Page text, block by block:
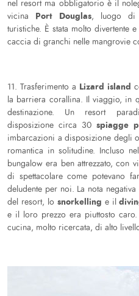
nel resort ma obbligatorio è il
vicina Port Douglas, luogo di
turistiche. È stata molto divertente
caccia di granchi nelle mangrovie
11. Trasferimento a Lizard island
la barriera corallina. Il viaggio, in
destinazione. Un resort
disposizione circa 30 spiagge
imbarcazioni a disposizione degli
romantica in solitudine. Incluso
bungalow era ben attrezzato, con
di spettacolare come potevano
deludente per noi. La nota
del resort, lo snorkelling e il
e il loro prezzo era piuttosto
cucina, molto ricercata, di alto